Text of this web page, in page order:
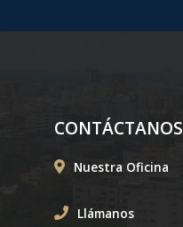
CONTÁCTANOS
Nuestra Oficina
Llámanos